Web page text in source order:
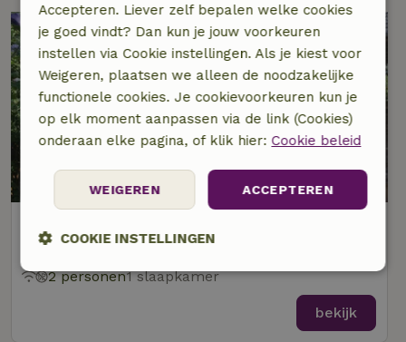
Op 6 km afstand van Neu-Moresnet
9,3/10
2 personen1 slaapkamer
bekijk
Accepteren. Liever zelf bepalen welke cookies
je goed vindt? Dan kun je jouw voorkeuren
instellen via Cookie instellingen. Als je kiest voor
Weigeren, plaatsen we alleen de noodzakelijke
functionele cookies. Je cookievoorkeuren kun je
op elk moment aanpassen via de link (Cookies)
onderaan elke pagina, of klik hier: Cookie beleid
ACCEPTEREN
WEIGEREN
COOKIE INSTELLINGEN
Strikt
Prestatie Targeting